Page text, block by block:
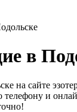
в
на сайте
и